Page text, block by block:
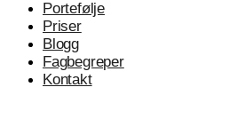
Portefølje
Priser
Blogg
Fagbegreper
Kontakt